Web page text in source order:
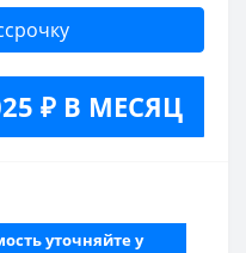
₽ В МЕСЯЦ
уточняйте у